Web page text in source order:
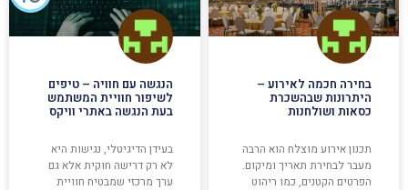
בחירה חכמה לאירוע –
היתרונות שבהשכרת
כסאות ושולחנות
תכנון אירוע מוצלח הוא הרבה
מעבר לבחירת תאריך ומיקום.
הפרטים הקטנים, כמו ריהוט
הנגשה עם חוויה – טיפים
לשיפור חוויית המשתמש
בעת הנגשה באתרי וויקס
בעידן הדיגיטלי, נגישות היא
לא רק דרישה חוקית אלא גם
ערך מרכזי שמבטיח חוויית